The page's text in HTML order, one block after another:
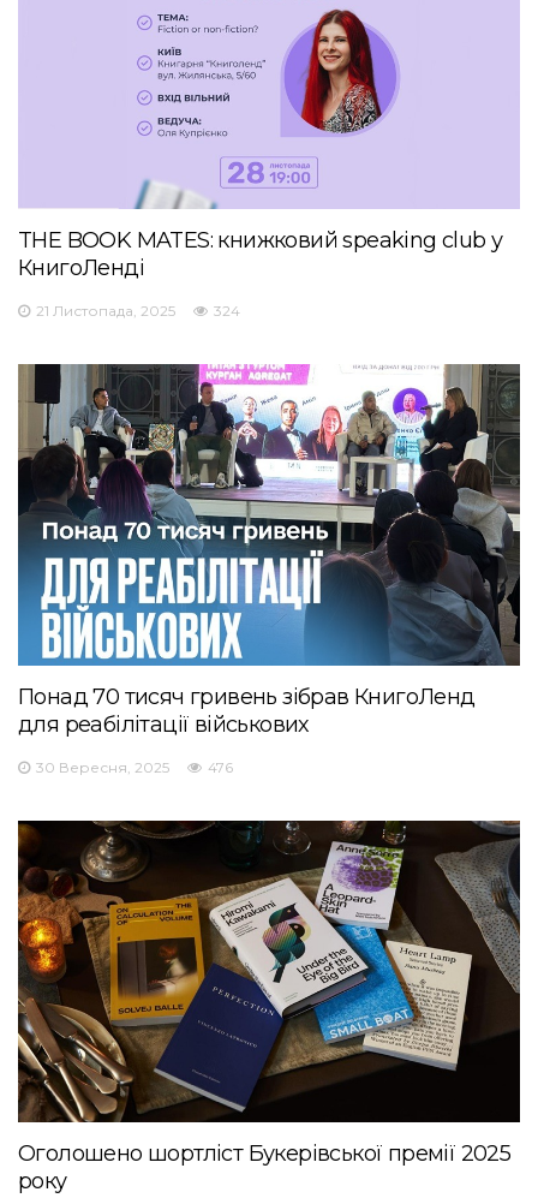
THE BOOK MATES: книжковий speaking club у
КнигоЛенді
21 Листопада, 2025 324
Понад 70 тисяч гривень зібрав КнигоЛенд
для реабілітації військових
30 Вересня, 2025 476
Оголошено шортліст Букерівської премії 2025
року